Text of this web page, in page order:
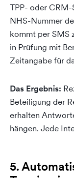
TPP- oder
NHS-Nummer
kommt per SMS
in Prüfung mit
Zeitangabe für
Das Ergebnis:
Beteiligung der
erhalten
hängen. Jede
5.